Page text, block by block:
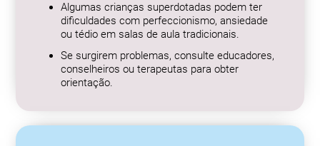
Algumas crianças superdotadas podem ter
dificuldades com perfeccionismo, ansiedade
ou tédio em salas de aula tradicionais.
Se surgirem problemas, consulte educadores,
conselheiros ou terapeutas para obter
orientação.